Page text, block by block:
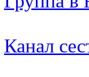
Канал